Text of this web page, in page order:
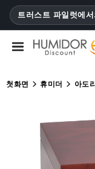
트러스트 파일럿에
CATEGORY
휴
첫화면 휴미더 아도